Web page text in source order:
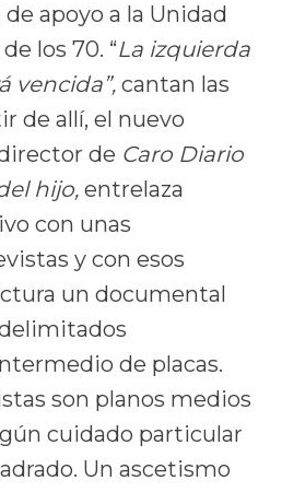
apoyo a la Unidad
los 70. “La izquierda
vencida”, cantan las
de allí, el nuevo
de Caro Diario
hijo, entrelaza
con unas
y con esos
un documental
de placas.
son planos medios
cuidado particular
Un ascetismo